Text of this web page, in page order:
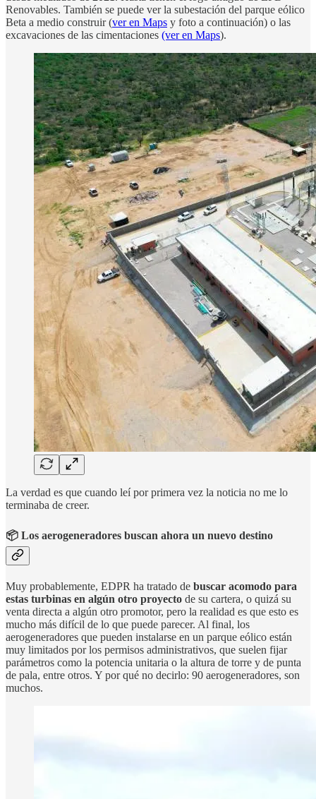
Renovables. También se puede ver la subestación del parque eólico
Beta a medio construir (ver en Maps y foto a continuación) o las
excavaciones de las cimentaciones (ver en Maps).
La verdad es que cuando leí por primera vez la noticia no me lo
terminaba de creer.
📦 Los aerogeneradores buscan ahora un nuevo destino
Muy probablemente, EDPR ha tratado de buscar acomodo para
estas turbinas en algún otro proyecto de su cartera, o quizá su
venta directa a algún otro promotor, pero la realidad es que esto es
mucho más difícil de lo que puede parecer. Al final, los
aerogeneradores que pueden instalarse en un parque eólico están
muy limitados por los permisos administrativos, que suelen fijar
parámetros como la potencia unitaria o la altura de torre y de punta
de pala, entre otros. Y por qué no decirlo: 90 aerogeneradores, son
muchos.